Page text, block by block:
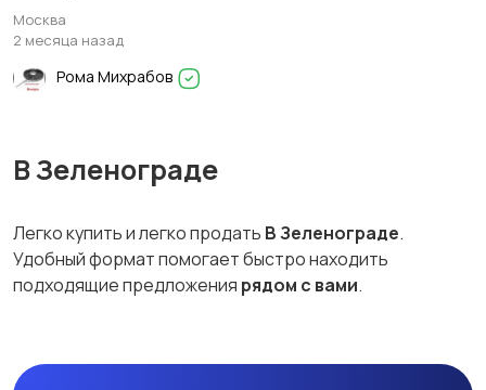
Москва
2 месяца назад
Рома Михрабов
В Зеленограде
Легко купить и легко продать В Зеленограде.
Удобный формат помогает быстро находить
подходящие предложения рядом с вами.